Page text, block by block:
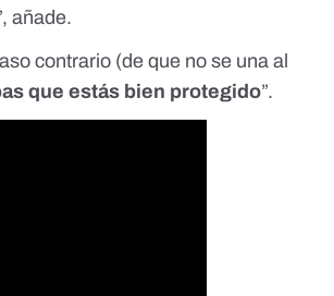
añade.
contrario (de que no se una al
que estás bien protegido”.